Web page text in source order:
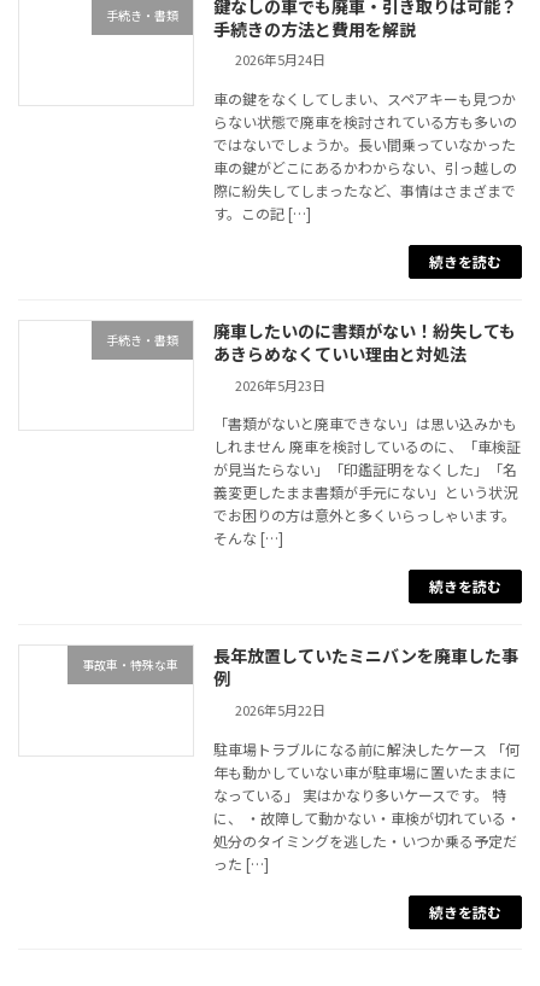
手続き・書類
鍵なしの車でも廃車・引き取りは可能？
手続きの方法と費用を解説
2026年5月24日
車の鍵をなくしてしまい、スペアキーも見つか
らない状態で廃車を検討されている方も多いの
ではないでしょうか。長い間乗っていなかった
車の鍵がどこにあるかわからない、引っ越しの
際に紛失してしまったなど、事情はさまざまで
す。この記 […]
続きを読む
手続き・書類
廃車したいのに書類がない！紛失しても
あきらめなくていい理由と対処法
2026年5月23日
「書類がないと廃車できない」は思い込みかも
しれません 廃車を検討しているのに、「車検証
が見当たらない」「印鑑証明をなくした」「名
義変更したまま書類が手元にない」という状況
でお困りの方は意外と多くいらっしゃいます。
そんな […]
続きを読む
事故車・特殊な車
長年放置していたミニバンを廃車した事
例
2026年5月22日
駐車場トラブルになる前に解決したケース 「何
年も動かしていない車が駐車場に置いたままに
なっている」 実はかなり多いケースです。 特
に、 ・故障して動かない・車検が切れている・
処分のタイミングを逃した・いつか乗る予定だ
った […]
続きを読む